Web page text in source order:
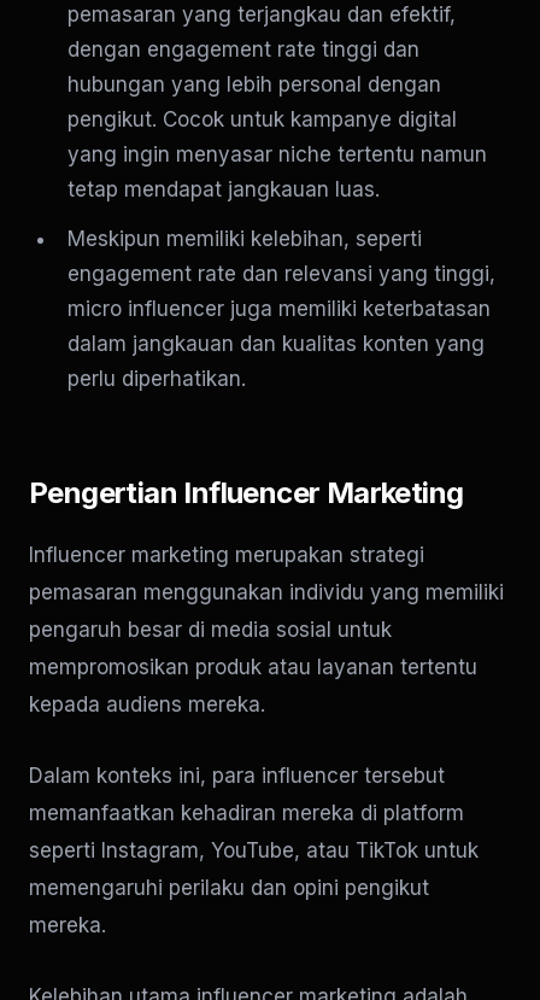
pemasaran yang terjangkau dan efektif,
dengan engagement rate tinggi dan
hubungan yang lebih personal dengan
pengikut. Cocok untuk kampanye digital
yang ingin menyasar niche tertentu namun
tetap mendapat jangkauan luas.
Meskipun memiliki kelebihan, seperti
engagement rate dan relevansi yang tinggi,
micro influencer juga memiliki keterbatasan
dalam jangkauan dan kualitas konten yang
perlu diperhatikan.
Pengertian Influencer Marketing
Influencer marketing merupakan strategi
pemasaran menggunakan individu yang memiliki
pengaruh besar di media sosial untuk
mempromosikan produk atau layanan tertentu
kepada audiens mereka.
Dalam konteks ini, para influencer tersebut
memanfaatkan kehadiran mereka di platform
seperti Instagram, YouTube, atau TikTok untuk
memengaruhi perilaku dan opini pengikut
mereka.